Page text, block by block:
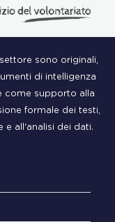
sono originali,
di intelligenza
come supporto alla
formale dei testi,
e all'analisi dei dati.